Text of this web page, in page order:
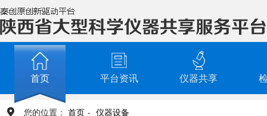
首页 平台资讯 仪器共享
您的位置： 首页 - 仪器设备